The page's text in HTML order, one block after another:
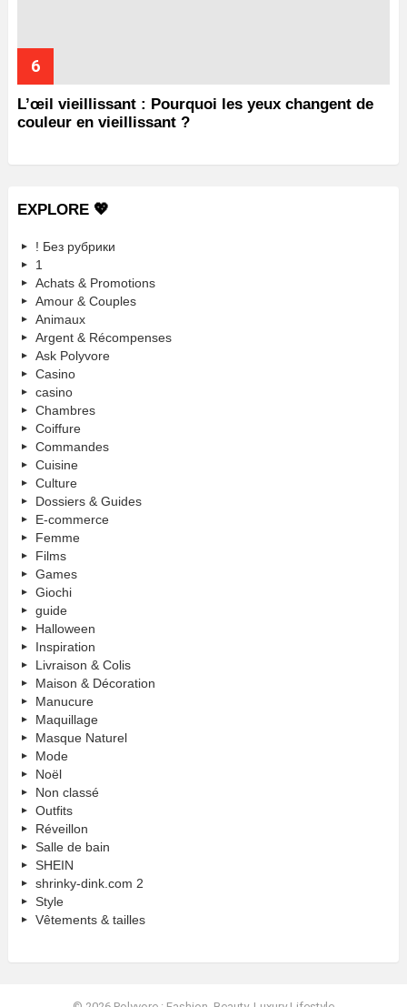
L’œil vieillissant : Pourquoi les yeux changent de
couleur en vieillissant ?
EXPLORE 💖
! Без рубрики
1
Achats & Promotions
Amour & Couples
Animaux
Argent & Récompenses
Ask Polyvore
Casino
casino
Chambres
Coiffure
Commandes
Cuisine
Culture
Dossiers & Guides
E-commerce
Femme
Films
Games
Giochi
guide
Halloween
Inspiration
Livraison & Colis
Maison & Décoration
Manucure
Maquillage
Masque Naturel
Mode
Noël
Non classé
Outfits
Réveillon
Salle de bain
SHEIN
shrinky-dink.com 2
Style
Vêtements & tailles